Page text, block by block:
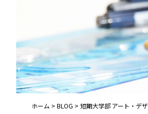
ホーム > BLOG > 短期大学部 アート・デ